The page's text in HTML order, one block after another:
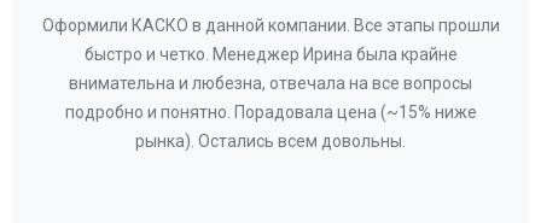
Оформили КАСКО в данной компании. Все этапы прошли
быстро и четко. Менеджер Ирина была крайне
внимательна и любезна, отвечала на все вопросы
подробно и понятно. Порадовала цена (~15% ниже
рынка). Остались всем довольны.